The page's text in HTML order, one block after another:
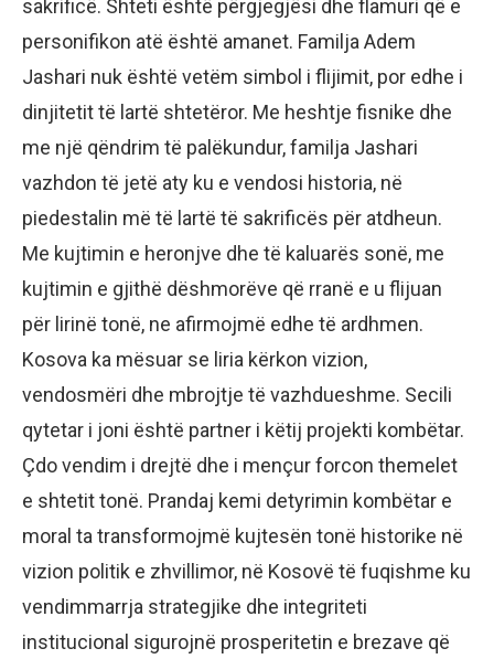
sakrificë. Shteti është përgjegjësi dhe flamuri që e
personifikon atë është amanet. Familja Adem
Jashari nuk është vetëm simbol i flijimit, por edhe i
dinjitetit të lartë shtetëror. Me heshtje fisnike dhe
me një qëndrim të palëkundur, familja Jashari
vazhdon të jetë aty ku e vendosi historia, në
piedestalin më të lartë të sakrificës për atdheun.
Me kujtimin e heronjve dhe të kaluarës sonë, me
kujtimin e gjithë dëshmorëve që rranë e u flijuan
për lirinë tonë, ne afirmojmë edhe të ardhmen.
Kosova ka mësuar se liria kërkon vizion,
vendosmëri dhe mbrojtje të vazhdueshme. Secili
qytetar i joni është partner i këtij projekti kombëtar.
Çdo vendim i drejtë dhe i mençur forcon themelet
e shtetit tonë. Prandaj kemi detyrimin kombëtar e
moral ta transformojmë kujtesën tonë historike në
vizion politik e zhvillimor, në Kosovë të fuqishme ku
vendimmarrja strategjike dhe integriteti
institucional sigurojnë prosperitetin e brezave që